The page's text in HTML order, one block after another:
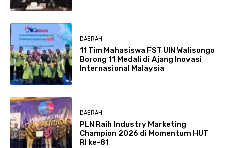
DAERAH
11 Tim Mahasiswa FST UIN Walisongo
Borong 11 Medali di Ajang Inovasi
Internasional Malaysia
DAERAH
PLN Raih Industry Marketing
Champion 2026 di Momentum HUT
RI ke-81